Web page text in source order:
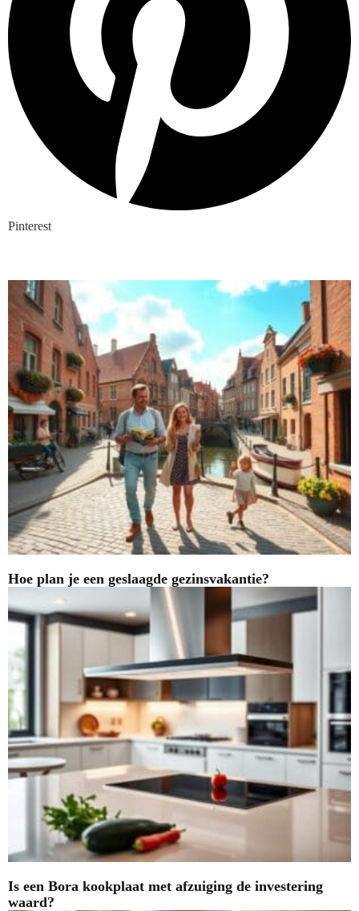
Pinterest
Hoe plan je een geslaagde gezinsvakantie?
Is een Bora kookplaat met afzuiging de investering
waard?